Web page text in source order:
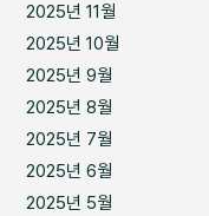
2025년 11월
2025년 10월
2025년 9월
2025년 8월
2025년 7월
2025년 6월
2025년 5월